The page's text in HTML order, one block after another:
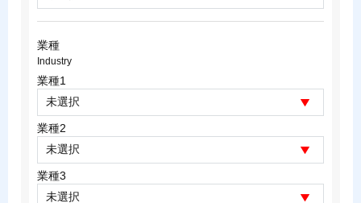
業種
Industry
業種1
業種2
業種3